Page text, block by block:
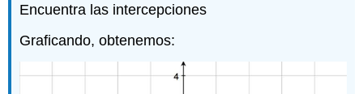
Encuentra las intercepciones
Graficando, obtenemos: